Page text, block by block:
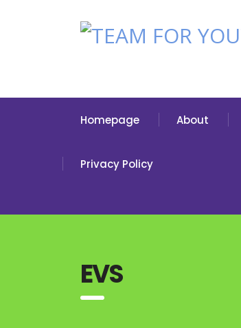
Homepage About
Privacy Policy
EVS